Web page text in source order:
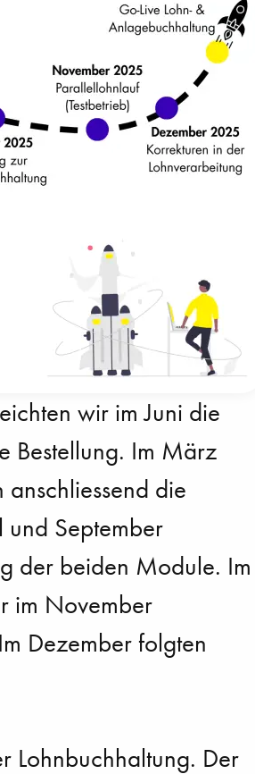
wir im Juni die
Bestellung. Im März
die
September
der beiden Module. Im
im November
Dezember folgten
Lohnbuchhaltung. Der